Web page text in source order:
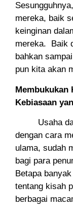
mereka, baik
keinginan
mereka. Baik
bahkan
pun kita akan
Membukukan
Kebiasaan
Usaha
dengan cara
ulama, sudah
bagi para
Betapa
tentang kisah
berbagai